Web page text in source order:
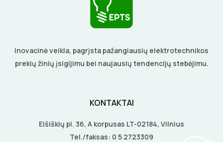
Inovacinė veikla, pagrįsta pažangiausių elektrotechnikos
prekių žinių įsigijimu bei naujausių tendencijų stebėjimu.
KONTAKTAI
Eišiškių pl. 36, A korpusas LT-02184, Vilnius
Tel./faksas: 0 5 2723309